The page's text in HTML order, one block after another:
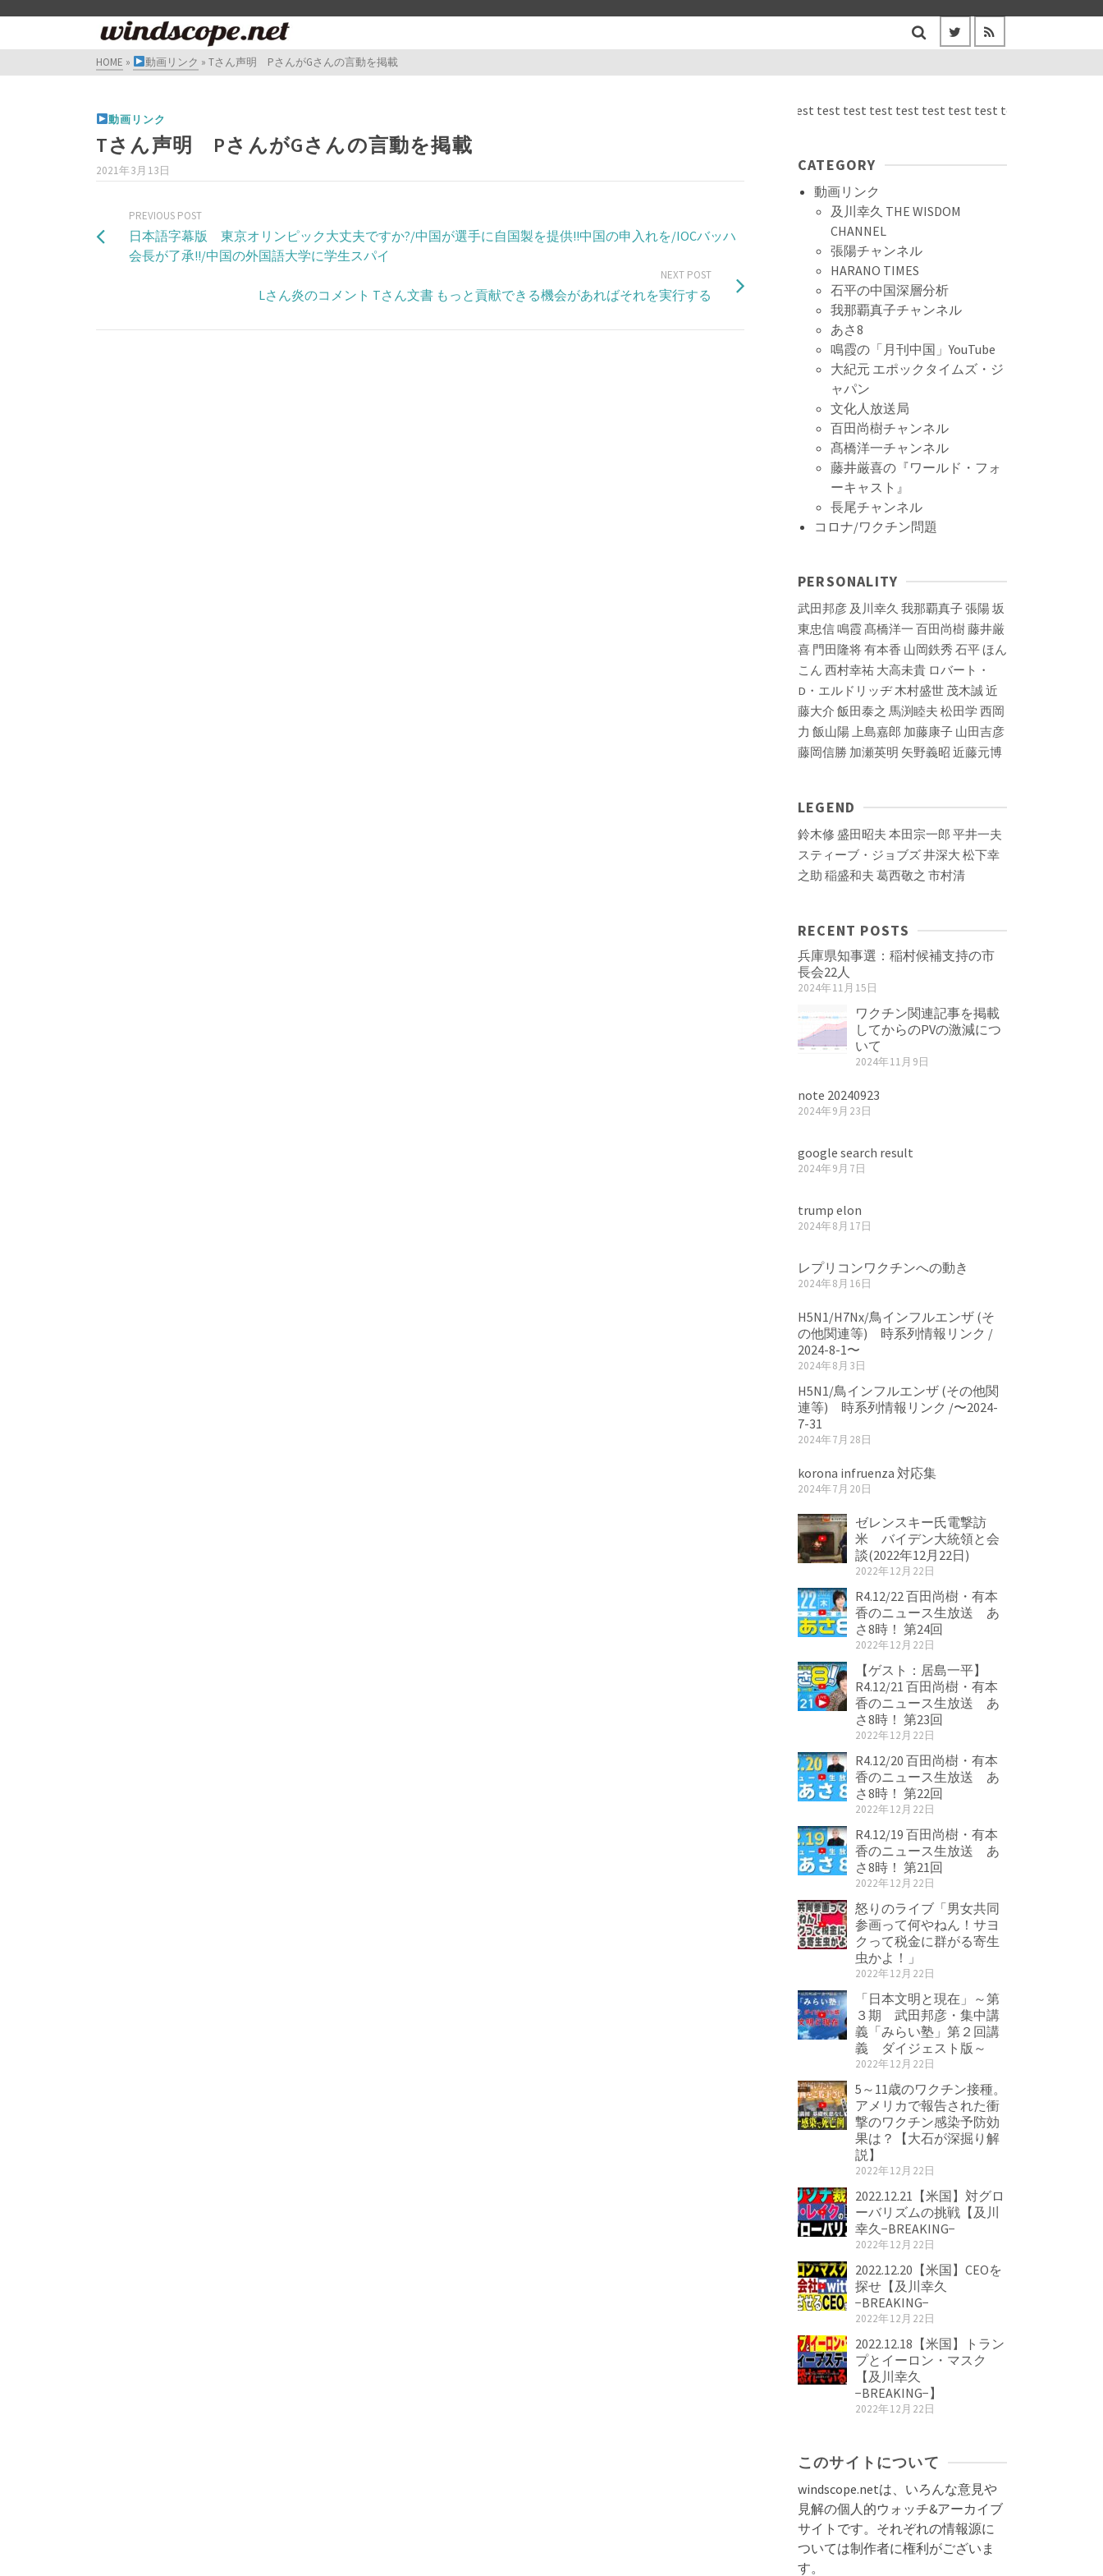
HOME » 動画リンク » Tさん声明 PさんがGさんの言動を掲載
動画リンク
Tさん声明 PさんがGさんの言動を掲載
2021年3月13日
PREVIOUS POST
日本語字幕版 東京オリンピック大丈夫ですか?/中国が選手に自国製を提供!!中国の申入れを/IOCバッハ
会長が了承!!/中国の外国語大学に学生スパイ
NEXT POST
Lさん炎のコメント Tさん文書 もっと貢献できる機会があればそれを実行する
test test test test test test test test test test test test test test test test
CATEGORY
動画リンク
及川幸久 THE WISDOM
CHANNEL
張陽チャンネル
HARANO TIMES
石平の中国深層分析
我那覇真子チャンネル
あさ8
鳴霞の「月刊中国」YouTube
大紀元 エポックタイムズ・ジ
ャパン
文化人放送局
百田尚樹チャンネル
髙橋洋一チャンネル
藤井厳喜の『ワールド・フォ
ーキャスト』
長尾チャンネル
コロナ/ワクチン問題
PERSONALITY
武田邦彦 及川幸久 我那覇真子張陽坂
東忠信鳴霞 髙橋洋一 百田尚樹藤井厳
喜 門田隆将有本香 山岡鉄秀 石平 ほん
こん 西村幸祐 大高未貴 ロバート・
D・エルドリッヂ木村盛世 茂木誠近
藤大介 飯田泰之 馬渕睦夫 松田学 西岡
力 飯山陽上島嘉郎 加藤康子 山田吉彦
藤岡信勝 加瀬英明 矢野義昭 近藤元博
LEGEND
鈴木修 盛田昭夫 本田宗一郎 平井一夫
スティーブ・ジョブズ井深大 松下幸
之助 稲盛和夫 葛西敬之 市村清
RECENT POSTS
兵庫県知事選：稲村候補支持の市
長会22人
2024年11月15日
ワクチン関連記事を掲載
してからのPVの激減につ
いて
2024年11月9日
note 20240923
2024年9月23日
google search result
2024年9月7日
trump elon
2024年8月17日
レプリコンワクチンへの動き
2024年8月16日
H5N1/H7Nx/鳥インフルエンザ (そ
の他関連等) 時系列情報リンク /
2024-8-1〜
2024年8月3日
H5N1/鳥インフルエンザ (その他関
連等) 時系列情報リンク /〜2024-
7-31
2024年7月28日
korona infruenza 対応集
2024年7月20日
ゼレンスキー氏電撃訪
米 バイデン大統領と会
談(2022年12月22日)
2022年12月22日
R4.12/22 百田尚樹・有本
香のニュース生放送 あ
さ8時！ 第24回
2022年12月22日
【ゲスト：居島一平】
R4.12/21 百田尚樹・有本
香のニュース生放送 あ
さ8時！ 第23回
2022年12月22日
R4.12/20 百田尚樹・有本
香のニュース生放送 あ
さ8時！ 第22回
2022年12月22日
R4.12/19 百田尚樹・有本
香のニュース生放送 あ
さ8時！ 第21回
2022年12月22日
怒りのライブ「男女共同
参画って何やねん！サヨ
クって税金に群がる寄生
虫かよ！」
2022年12月22日
「日本文明と現在」～第
３期 武田邦彦・集中講
義「みらい塾」第２回講
義 ダイジェスト版～
2022年12月22日
5～11歳のワクチン接種。
アメリカで報告された衝
撃のワクチン感染予防効
果は？【大石が深掘り解
説】
2022年12月22日
2022.12.21【米国】対グロ
ーバリズムの挑戦【及川
幸久−BREAKING−
2022年12月22日
2022.12.20【米国】CEOを
探せ【及川幸久
−BREAKING−
2022年12月22日
2022.12.18【米国】トラン
プとイーロン・マスク
【及川幸久
−BREAKING−】
2022年12月22日
このサイトについて
windscope.netは、いろんな意見や
見解の個人的ウォッチ&アーカイブ
サイトです。それぞれの情報源に
ついては制作者に権利がございま
す。